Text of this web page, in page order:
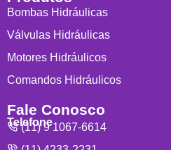
Bombas Hidráulicas
Válvulas Hidráulicas
Motores Hidráulicos
Comandos Hidráulicos
Fale Conosco
Telefone
(11) 9 1067-6614